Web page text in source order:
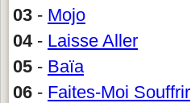
03 - Mojo
04- Laisse Aller
05 - Baïa
06 - Faites-Moi Souffrir